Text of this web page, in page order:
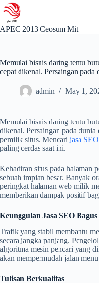
Skip
to
content
APEC 2013 Ceosum Mit
Memulai bisnis daring tentu
cepat dikenal. Persaingan pada
admin May 1,
Memulai bisnis daring tentu
dikenal. Persaingan pada dunia
pemilik situs. Mencari jasa
paling cerdas saat ini.
Kehadiran situs pada halaman
sebuah impian besar. Banyak
peringkat halaman web milik
memberikan dampak positif
Keunggulan Jasa SEO Bagus
Trafik yang stabil membantu
secara jangka panjang.
algoritma mesin pencari yang
akan mempermudah jalan
Tulisan Berkualitas